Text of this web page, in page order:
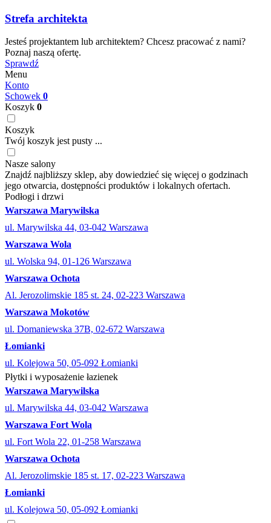
Strefa architekta
Jesteś projektantem lub architektem? Chcesz pracować z nami?
Poznaj naszą ofertę.
Sprawdź
Menu
Konto
Schowek 0
Koszyk 0
Koszyk
Twój koszyk jest pusty ...
Nasze salony
Znajdź najbliższy sklep, aby dowiedzieć się więcej o godzinach
jego otwarcia, dostępności produktów i lokalnych ofertach.
Podłogi i drzwi
Warszawa Marywilska
ul. Marywilska 44, 03-042 Warszawa
Warszawa Wola
ul. Wolska 94, 01-126 Warszawa
Warszawa Ochota
Al. Jerozolimskie 185 st. 24, 02-223 Warszawa
Warszawa Mokotów
ul. Domaniewska 37B, 02-672 Warszawa
Łomianki
ul. Kolejowa 50, 05-092 Łomianki
Płytki i wyposażenie łazienek
Warszawa Marywilska
ul. Marywilska 44, 03-042 Warszawa
Warszawa Fort Wola
ul. Fort Wola 22, 01-258 Warszawa
Warszawa Ochota
Al. Jerozolimskie 185 st. 17, 02-223 Warszawa
Łomianki
ul. Kolejowa 50, 05-092 Łomianki